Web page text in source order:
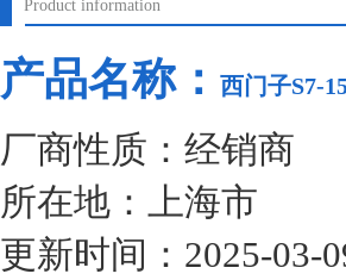
Product information
产品名称： 西门子S7-
厂商性质：经销商
所在地：上海市
更新时间：2025-03-